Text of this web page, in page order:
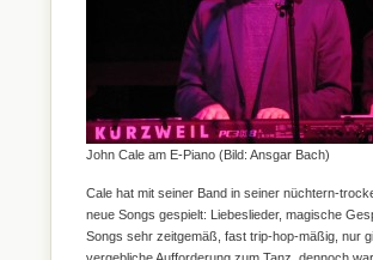
John Cale am E-Piano (Bild: Ansgar Bach)
Cale hat mit seiner Band in seiner nüchtern-
neue Songs gespielt: Liebeslieder, magische
Songs sehr zeitgemäß, fast trip-hop-mäßig, nur
vergebliche Aufforderung zum Tanz, dennoch